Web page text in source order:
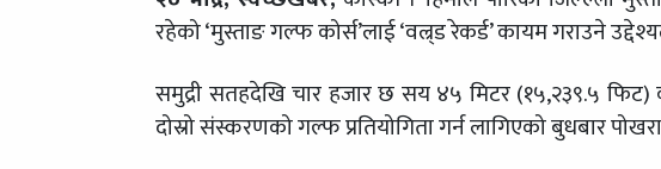
रहेको ‘मुस्ताङ गल्फ कोर्स’लाई ‘वल्र्ड रेकर्ड’ कायम गराउने
समुद्री सतहदेखि चार हजार छ सय ४५ मिटर (१५,२३९.५
दोस्रो संस्करणको गल्फ प्रतियोगिता गर्न लागिएको बुधबार